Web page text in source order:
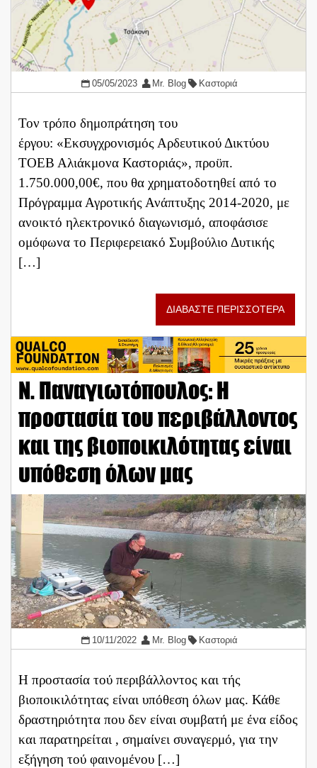
05/05/2023 Mr. Blog Καστοριά
Τον τρόπο δημοπράτηση του
έργου: «Εκσυγχρονισμός Αρδευτικού Δικτύου
ΤΟΕΒ Αλιάκμονα Καστοριάς», προϋπ.
1.750.000,00€, που θα χρηματοδοτηθεί από το
Πρόγραμμα Αγροτικής Ανάπτυξης 2014-2020, με
ανοικτό ηλεκτρονικό διαγωνισμό, αποφάσισε
ομόφωνα το Περιφερειακό Συμβούλιο Δυτικής
[…]
ΔΙΑΒΑΣΤΕ ΠΕΡΙΣΣΟΤΕΡΑ
Ν. Παναγιωτόπουλος: Η
προστασία του περιβάλλοντος
και της βιοποικιλότητας είναι
υπόθεση όλων μας
10/11/2022 Mr. Blog Καστοριά
Η προστασία τού περιβάλλοντος και τής
βιοποικιλότητας είναι υπόθεση όλων μας. Κάθε
δραστηριότητα που δεν είναι συμβατή με ένα είδος
και παρατηρείται , σημαίνει συναγερμό, για την
εξήγηση τού φαινομένου […]